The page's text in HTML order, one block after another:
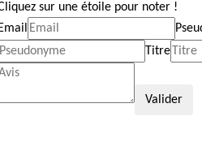
sur une étoile pour noter !
Titre